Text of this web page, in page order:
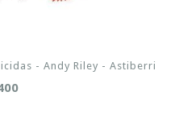
- Andy Riley - Astiberri